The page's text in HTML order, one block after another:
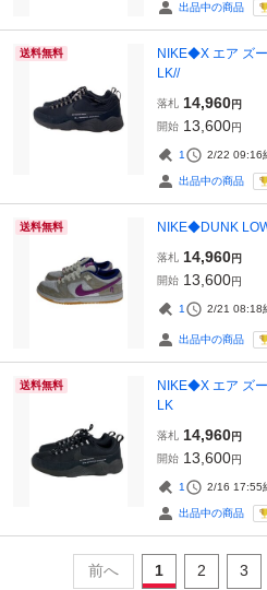
出品中の商品
送料無料
NIKE◆X エア ズ
LK//
落札 14,960円
開始 13,600円
1 2/22 09:16
出品中の商品
送料無料 NIKE◆DUNK
落札 14,960円
開始 13,600円
1 2/21 08:18
出品中の商品
送料無料
NIKE◆X エア ズ
LK
落札 14,960円
開始 13,600円
1 2/16 17:55
出品中の商品
前へ 1 2 3